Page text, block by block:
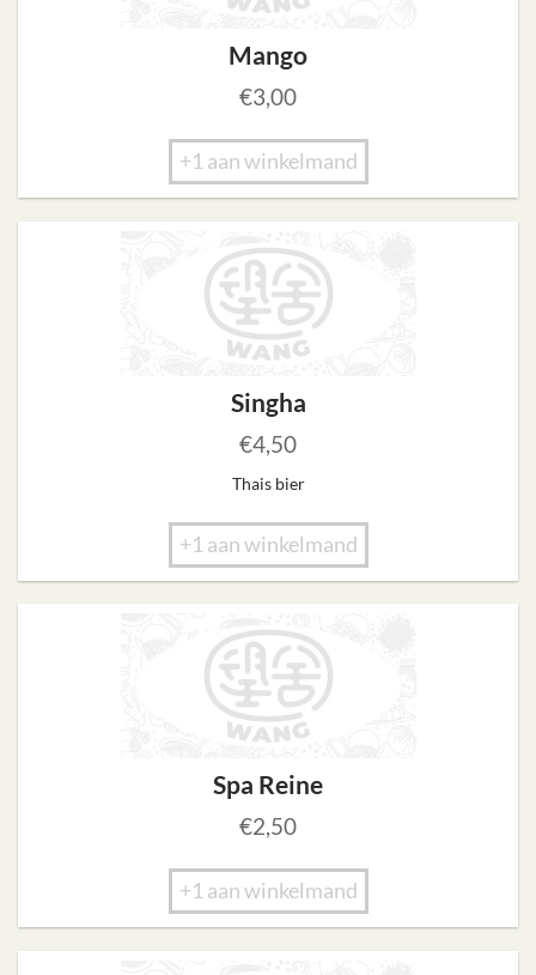
Mango
€3,00
+1 aan winkelmand
Singha
€4,50
Thais bier
+1 aan winkelmand
Spa Reine
€2,50
+1 aan winkelmand